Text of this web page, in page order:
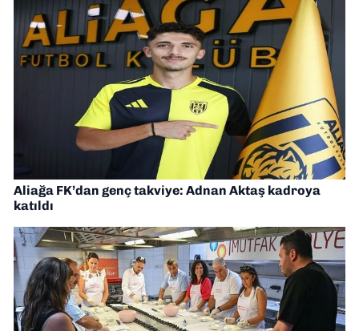
Aliağa FK’dan genç takviye: Adnan Aktaş kadroya
katıldı